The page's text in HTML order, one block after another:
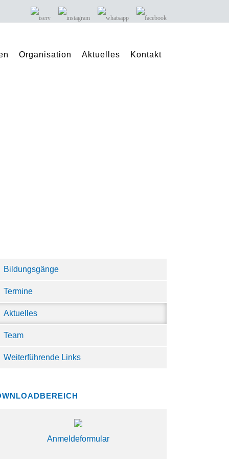
Organisation Aktuelles Kontakt
Bildungsgänge
Termine
Aktuelles
Team
Weiterführende Links
Anmeldeformular